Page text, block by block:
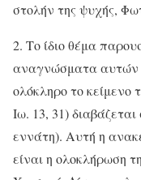
στολήν της ψυχής,
2. Το ίδιο θέμα
αναγνώσματα
ολόκληρο το
Ιω. 13, 31)
εννάτη). Αυτή η
είναι η ολοκλήρωση